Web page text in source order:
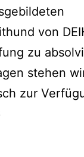
von
zu
stehen
zur